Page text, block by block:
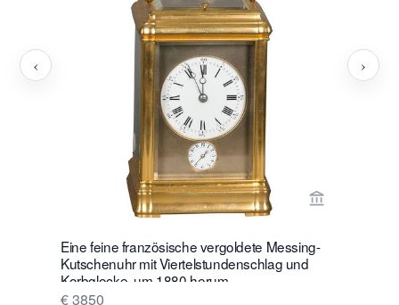
Eine feine französische vergoldete Messing-
Kutschenuhr mit Viertelstundenschlag und
Korbglocke, um 1880 herum.
€ 3850
‹ ›